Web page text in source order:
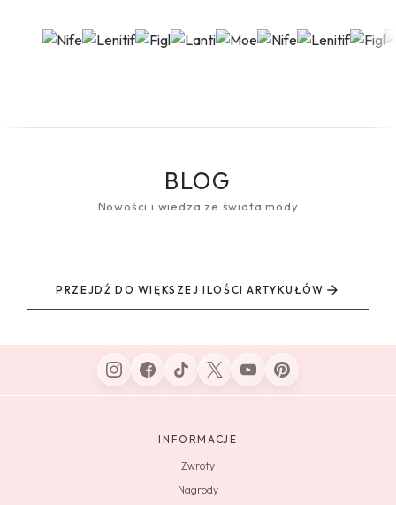
BLOG
Nowości i wiedza ze świata mody
PRZEJDŹ DO WIĘKSZEJ ILOŚCI ARTYKUŁÓW
INFORMACJE
Zwroty
Nagrody